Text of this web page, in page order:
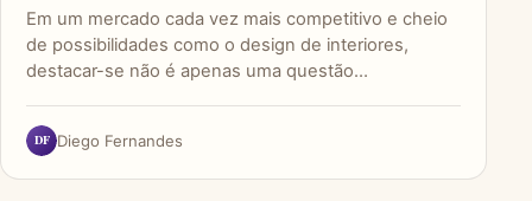
Em um mercado cada vez mais competitivo e cheio
de possibilidades como o design de interiores,
destacar-se não é apenas uma questão…
DF Diego Fernandes